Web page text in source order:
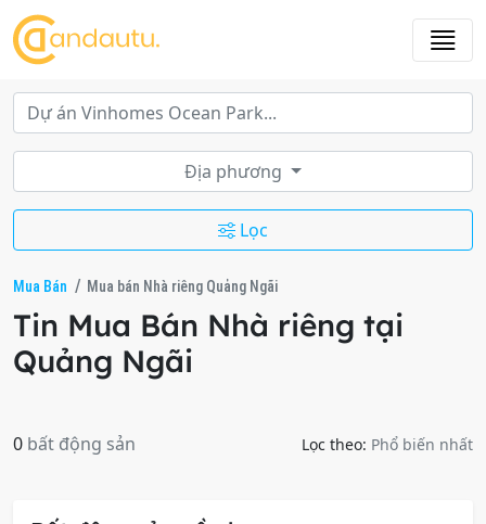
Địa phương
Lọc
Mua Bán Mua bán Nhà riêng Quảng Ngãi
Tin Mua Bán Nhà riêng tại
Quảng Ngãi
0 bất động sản Lọc theo: Phổ biến nhất